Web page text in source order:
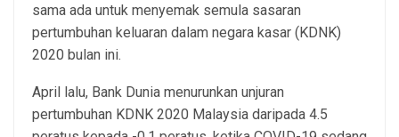
sama ada untuk menyemak semula sasaran
pertumbuhan keluaran dalam negara kasar (KDNK)
2020 bulan ini.
April lalu, Bank Dunia menurunkan unjuran
pertumbuhan KDNK 2020 Malaysia daripada 4.5